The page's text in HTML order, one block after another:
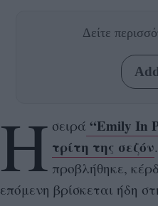
Δείτε
Η σειρά “Emily In
τρίτη της σεζόν
προβλήθηκε,
επόμενη βρίσκεται ήδη